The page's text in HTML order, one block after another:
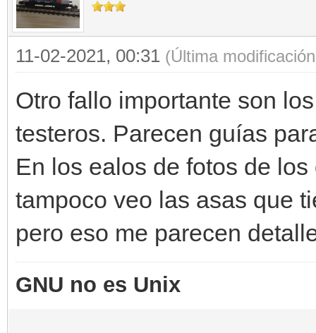
11-02-2021, 00:31 (Última
Otro fallo importante son
testeros. Parecen guías
En los ealos de fotos de
tampoco veo las asas que
pero eso me parecen
GNU no es Unix